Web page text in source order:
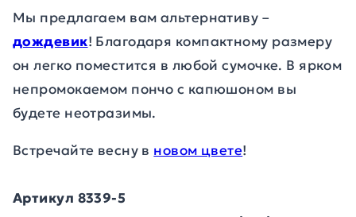
Мы предлагаем вам альтернативу –
дождевик! Благодаря компактному размеру
он легко поместится в любой сумочке. В ярком
непромокаемом пончо с капюшоном вы
будете неотразимы.
Встречайте весну в новом цвете!
Артикул 8339-5